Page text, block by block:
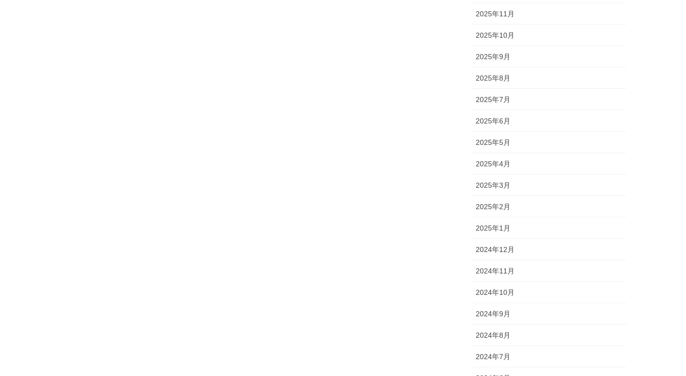
2025年11月
2025年10月
2025年9月
2025年8月
2025年7月
2025年6月
2025年5月
2025年4月
2025年3月
2025年2月
2025年1月
2024年12月
2024年11月
2024年10月
2024年9月
2024年8月
2024年7月